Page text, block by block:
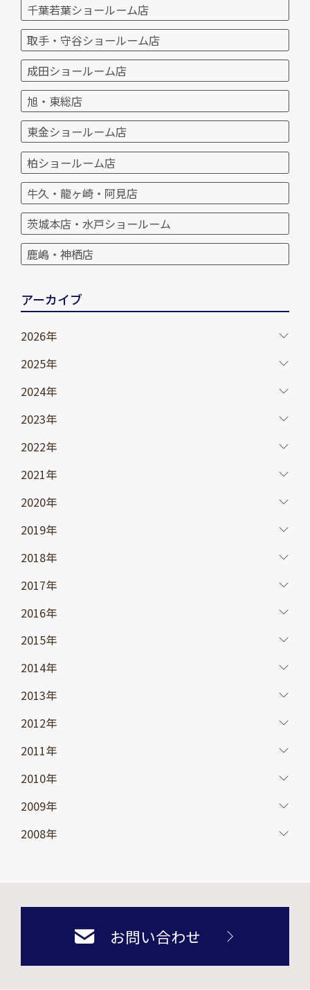
千葉若葉ショールーム店
取手・守谷ショールーム店
成田ショールーム店
旭・東総店
東金ショールーム店
柏ショールーム店
牛久・龍ヶ崎・阿見店
茨城本店・水戸ショールーム
鹿嶋・神栖店
アーカイブ
2026年
2025年
2024年
2023年
2022年
2021年
2020年
2019年
2018年
2017年
2016年
2015年
2014年
2013年
2012年
2011年
2010年
2009年
2008年
お問い合わせ